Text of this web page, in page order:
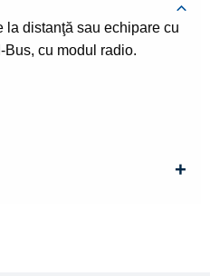
la distanţă sau echipare cu
Bus, cu modul radio.